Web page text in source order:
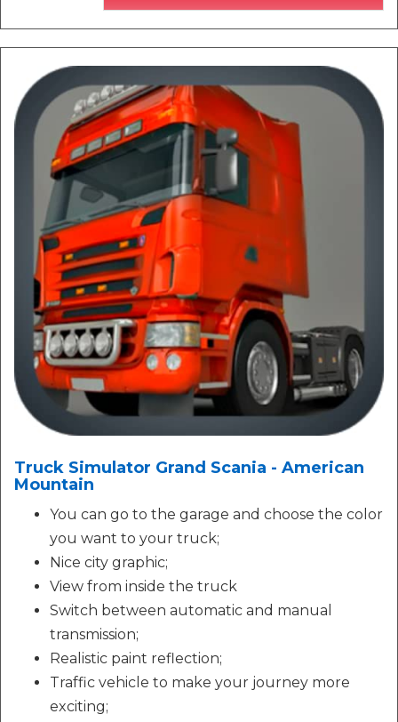
Truck Simulator Grand Scania - American
Mountain
You can go to the garage and choose the color
you want to your truck;
Nice city graphic;
View from inside the truck
Switch between automatic and manual
transmission;
Realistic paint reflection;
Traffic vehicle to make your journey more
exciting;